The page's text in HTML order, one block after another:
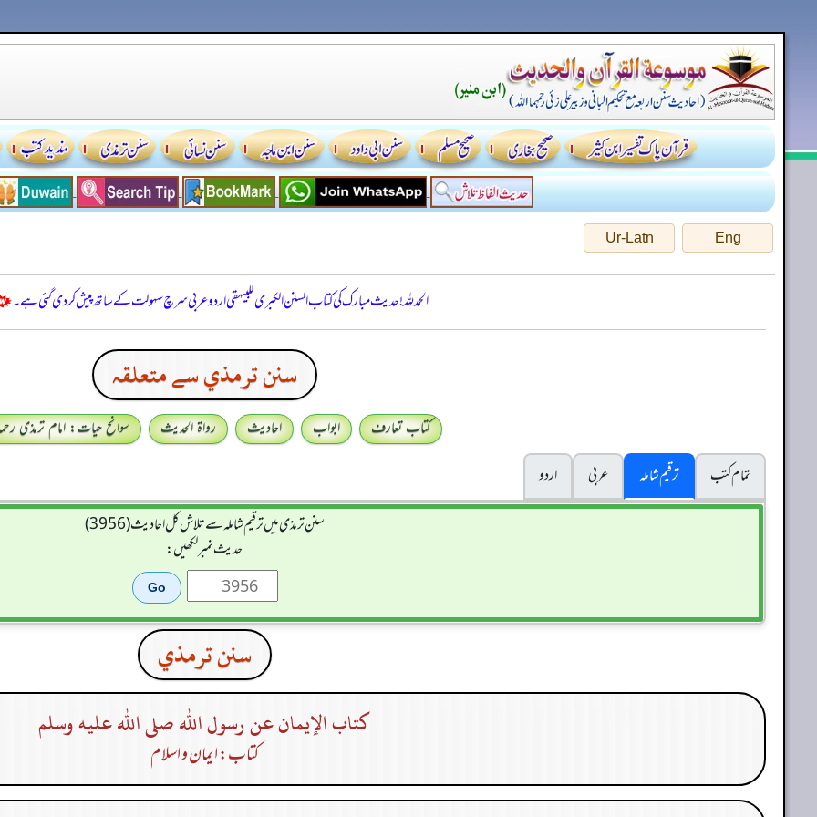
Eng
Ur-Latn
الحمدللہ! حدیث مبارک کی کتاب السنن الكبرى للبيهقي اردو عربی سرچ سہولت کے ساتھ پیش کر دی گئی ہے۔
سنن ترمذي سے متعلقہ
کتاب تعارف ابواب احادیث رواۃ الحدیث
سوانح حیات: امام ترمذی
تمام کتب
ترقیم شاملہ عربی
اردو
سنن ترمذی میں ترقیم شاملہ سے تلاش کل احادیث (3956)
حدیث نمبر لکھیں:
سنن ترمذي
كتاب الإيمان عن رسول الله صلى الله عليه وسلم
کتاب: ایمان و اسلام